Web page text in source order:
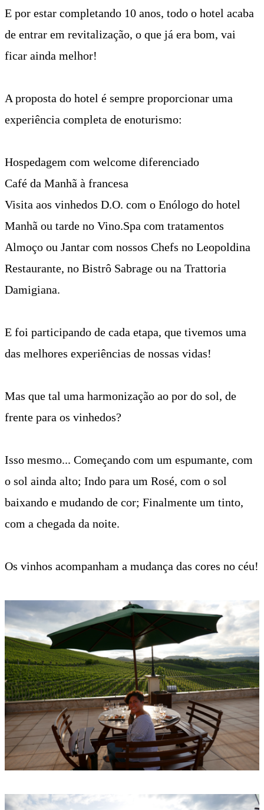
E por estar completando 10 anos, todo o hotel acaba
de entrar em revitalização, o que já era bom, vai
ficar ainda melhor!
A proposta do hotel é sempre proporcionar uma
experiência completa de enoturismo:
Hospedagem com welcome diferenciado
Café da Manhã à francesa
Visita aos vinhedos D.O. com o Enólogo do hotel
Manhã ou tarde no Vino.Spa com tratamentos
Almoço ou Jantar com nossos Chefs no Leopoldina
Restaurante, no Bistrô Sabrage ou na Trattoria
Damigiana.
E foi participando de cada etapa, que tivemos uma
das melhores experiências de nossas vidas!
Mas que tal uma harmonização ao por do sol, de
frente para os vinhedos?
Isso mesmo... Começando com um espumante, com
o sol ainda alto; Indo para um Rosé, com o sol
baixando e mudando de cor; Finalmente um tinto,
com a chegada da noite.
Os vinhos acompanham a mudança das cores no céu!